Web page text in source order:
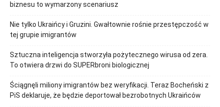
biznesu to wymarzony scenariusz
Nie tylko Ukraińcy i Gruzini. Gwałtownie rośnie przestępczość w
tej grupie imigrantów
Sztuczna inteligencja stworzyła pożytecznego wirusa od zera.
To otwiera drzwi do SUPERbroni biologicznej
Ściągnęli miliony imigrantów bez weryfikacji. Teraz Bocheński z
PiS deklaruje, że będzie deportował bezrobotnych Ukraińców